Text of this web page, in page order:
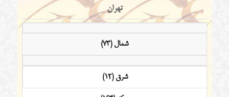
تهران
شمال (73)
شرق (12)